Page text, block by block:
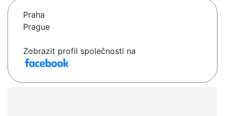
Praha
Prague
Zobrazit profil společnosti na